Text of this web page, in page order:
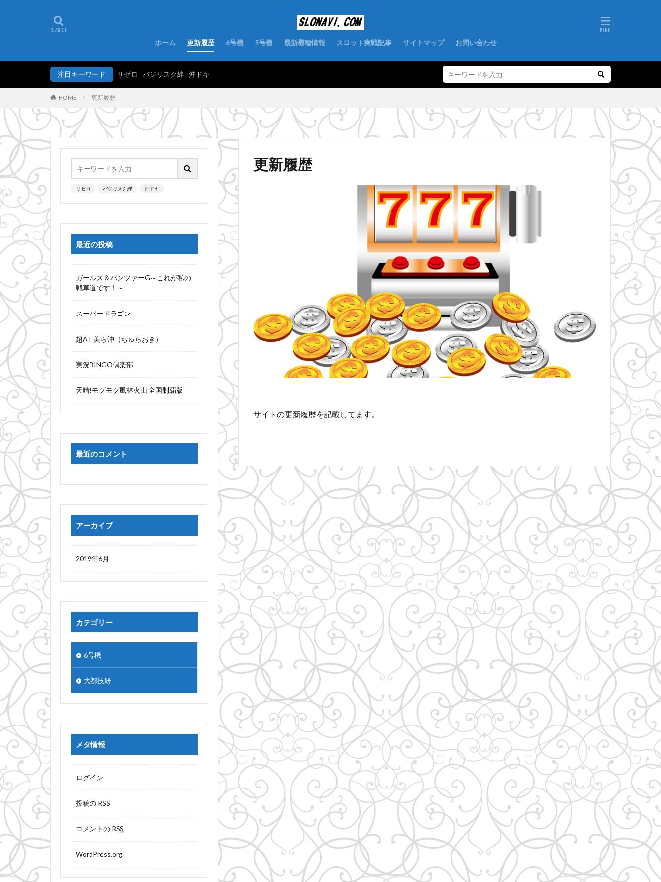
ホーム 更新履歴 6号機 5号機 最新機種情報 スロット実戦記事 サイトマップ お問い合わせ
注目キーワード リゼロ バジリスク絆 沖ドキ
HOME 更新履歴
更新履歴
サイトの更新履歴を記載してます。
リゼロ バジリスク絆 沖ドキ
最近の投稿
ガールズ＆パンツァーG～これが私の
戦車道です！～
スーパードラゴン
超AT 美ら沖（ちゅらおき）
実況BINGO倶楽部
天晴!モグモグ風林火山 全国制覇版
最近のコメント
アーカイブ
2019年6月
カテゴリー
6号機
大都技研
メタ情報
ログイン
投稿の RSS
コメントの RSS
WordPress.org